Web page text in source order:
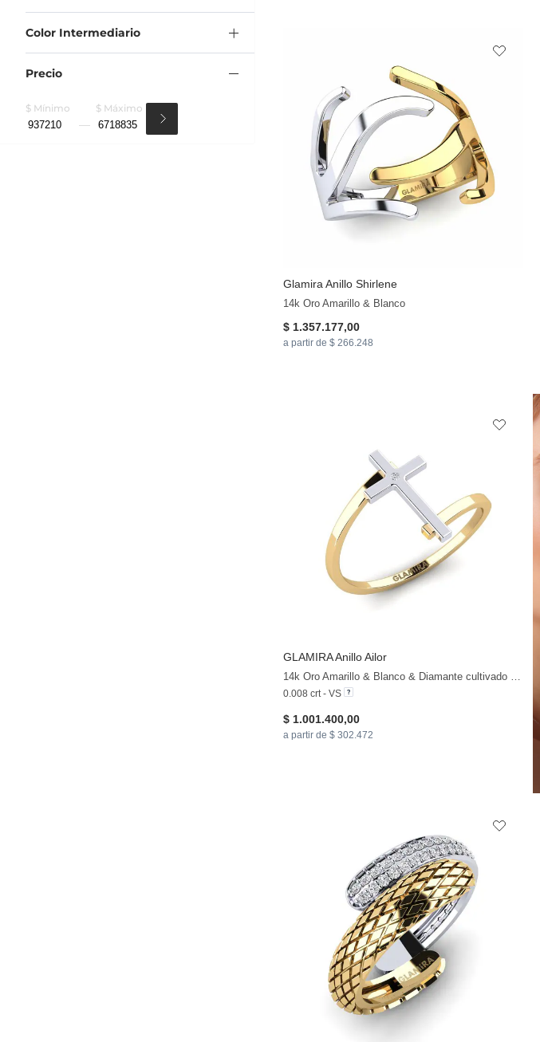
Glamira Anillo Shirlene
14k Oro Amarillo & Blanco
$ 1.357.177,00
a partir de $ 266.248
+13
GLAMIRAAnillo Ailor
14k Oro Amarillo & Blanco & Diamante cultivado en laboratorio
0.008 crt - VS
$ 1.001.400,00
a partir de $ 302.472
Color Intermediario
Precio
$ Mínimo $ Máximo